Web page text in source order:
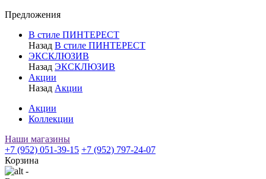
Предложения
В стиле ПИНТЕРЕСТ
Назад В стиле ПИНТЕРЕСТ
ЭКСКЛЮЗИВ
Назад ЭКСКЛЮЗИВ
Акции
Назад Акции
Акции
Коллекции
Наши магазины
+7 (952) 051-39-15 +7 (952) 797-24-07
Корзина
-